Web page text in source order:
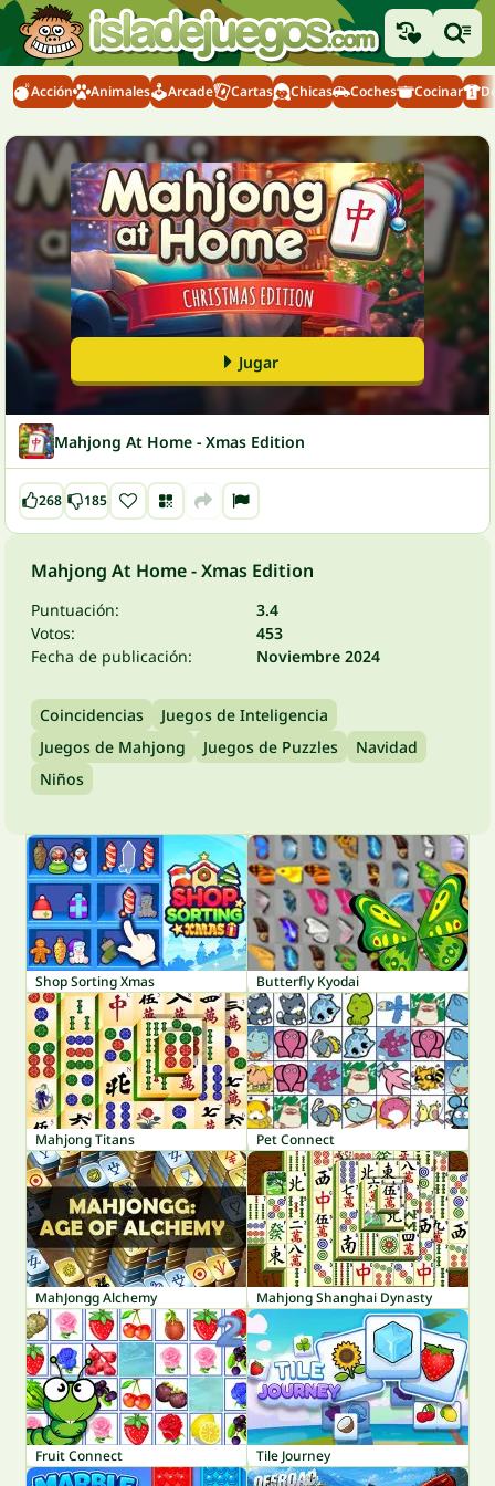
Acción Animales Arcade Cartas Chicas Coches Cocinar
Jugar
Mahjong At Home - Xmas Edition
268 185
Mahjong At Home - Xmas Edition
Puntuación:
3.4
Votos:
453
Fecha de publicación:
Noviembre 2024
Coincidencias
Juegos de Inteligencia
Juegos de Mahjong
Juegos de Puzzles
Navidad
Niños
Shop Sorting Xmas Butterfly Kyodai
Mahjong Titans Pet Connect
MahJongg Alchemy Mahjong Shanghai Dynasty
Fruit Connect Tile Journey